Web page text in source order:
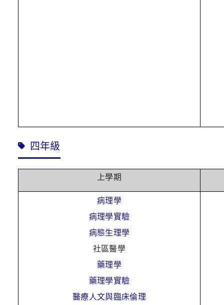
四年級
上學期
病理學
病理學實驗
病態生理學
社區醫學
藥理學
藥理學實驗
醫療人文與臨床倫理